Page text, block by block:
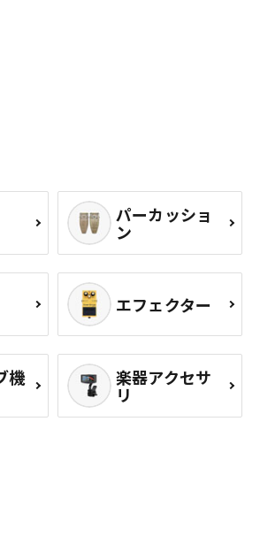
パーカッショ
ン
エフェクター
機 楽器アクセサ
リ